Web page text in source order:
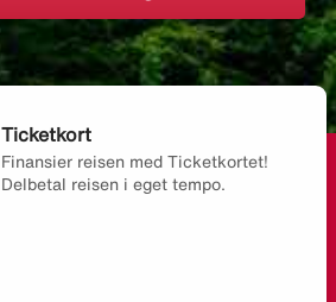
Ticketkort
Finansier reisen med Ticketkortet!
Delbetal reisen i eget tempo.